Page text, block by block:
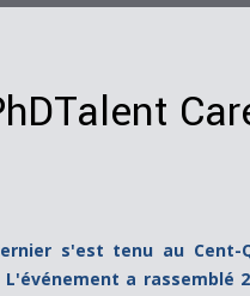
s'est tenu au Cent-
L'événement a rassemblé